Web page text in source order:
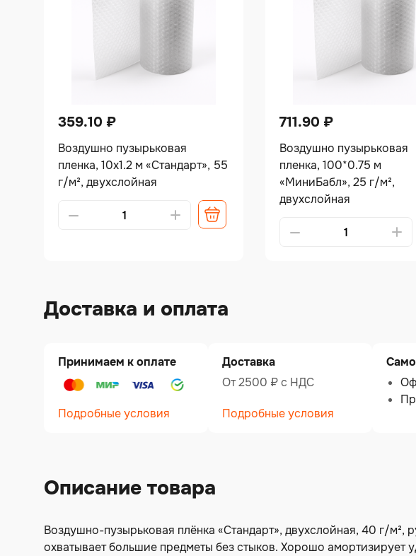
359.10 ₽
Воздушно пузырьковая
пленка, 10х1.2 м «Стандарт», 55
г/м², двухслойная
711.90 ₽
Воздушно пузырьковая
пленка, 100*0.75 м
«МиниБабл», 25 г/м²,
двухслойная
Доставка и оплата
Принимаем к оплате
Подробные условия
Доставка
От 2500 ₽ c НДС
Подробные условия
Описание товара
Воздушно-пузырьковая плёнка «Стандарт», двухслойная, 40 г/
охватывает большие предметы без стыков. Хорошо амортизирует